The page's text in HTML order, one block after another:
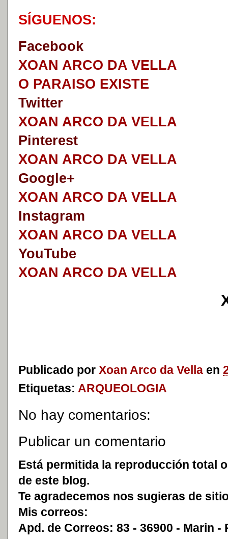
SÍGUENOS:
Facebook
XOAN ARCO DA VELLA
O PARAISO EXISTE
Twitter
XOAN ARCO DA VELLA
Pinterest
XOAN ARCO DA VELLA
Google+
XOAN ARCO DA VELLA
Instagram
XOAN ARCO DA VELLA
YouTube
XOAN ARCO DA VELLA
Publicado por Xoan Arco da Vella en
Etiquetas: ARQUEOLOGIA
No hay comentarios:
Publicar un comentario
Está permitida la reproducción total
de este blog.
Te agradecemos nos sugieras de
Mis correos:
Apd. de Correos: 83 - 36900 - Marin -